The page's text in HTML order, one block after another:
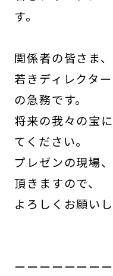
す。
関係者の皆さま、
若きディレクタ
の急務です。
将来の我々の宝
てください。
プレゼンの現場
頂きますので、
よろしくお願い
ーーーーーーー